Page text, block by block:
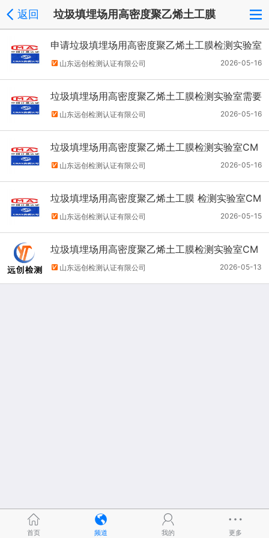
返回 垃圾填埋场用高密度聚乙烯土工膜
申请垃圾填埋场用高密度聚乙烯土工膜检测实验室
CMA CNAS认证需要准备哪些材料？
2026-05-16
山东远创检测认证有限公司
垃圾填埋场用高密度聚乙烯土工膜检测实验室需要
的专业技术人员有哪些？
2026-05-16
山东远创检测认证有限公司
垃圾填埋场用高密度聚乙烯土工膜检测实验室CM
A CNAs认证一般流程是怎样的？
2026-05-16
山东远创检测认证有限公司
垃圾填埋场用高密度聚乙烯土工膜 检测实验室CM
A CNAS资质认证具体要求有哪些？
2026-05-15
山东远创检测认证有限公司
垃圾填埋场用高密度聚乙烯土工膜检测实验室CM
A CNAS认证必备条件有哪些？
2026-05-13
山东远创检测认证有限公司
首页 频道 我的 更多